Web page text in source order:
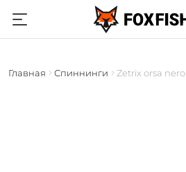
Главная Спиннинги Zetrix orsa nero